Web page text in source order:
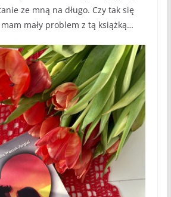
ze mną na długo. Czy tak się
mam mały problem z tą książką…